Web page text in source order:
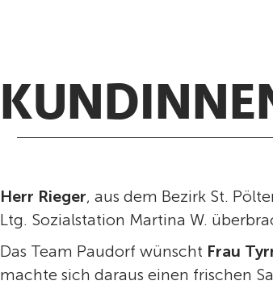
Herr Rieger, aus dem Bezirk St.
Ltg. Sozialstation Martina W.
Das Team Paudorf wünscht Frau
machte sich daraus einen frischen